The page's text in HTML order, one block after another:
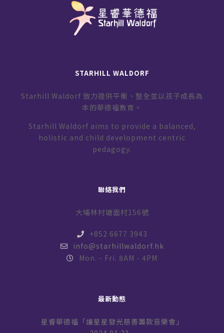
STARHILL WALDORF
Starhill Waldorf 致力提供平衡、整全並以孩子成長為
本的華德福教育。
Starhill Waldorf aims to provide a balanced,
holistic and child development centric
pedagogy.
聯絡我們
大埔林村塘面村156號
+852 6677 3943
info@starhillwaldorf.hk
Mon. - Fri. 8AM - 4PM
最新動態
星睿華德福「讓星星發光慈善籌款音樂會」